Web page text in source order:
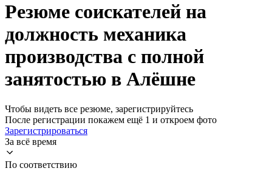
Резюме соискателей на
должность механика
производства с полной
занятостью в Алёшне
Чтобы видеть все резюме, зарегистрируйтесь
После регистрации покажем ещё 1 и откроем фото
Зарегистрироваться
За всё время
По соответствию